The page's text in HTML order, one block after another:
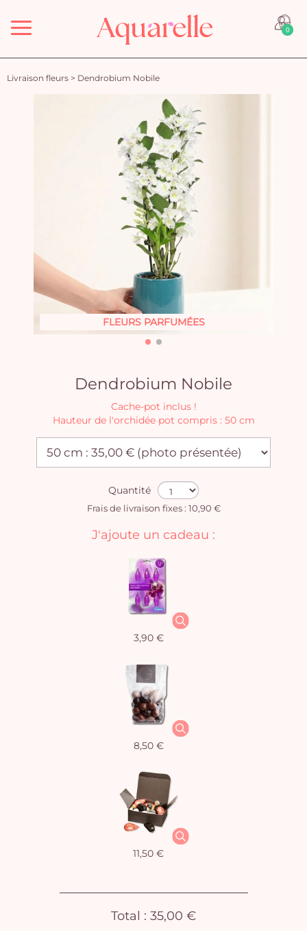
Menu 0
Livraison fleurs > Dendrobium Nobile
FLEURS PARFUMÉES
Dendrobium Nobile
Cache-pot inclus !
Hauteur de l'orchidée pot compris : 50 cm
Quantité
Frais de livraison fixes : 10,90 €
J'ajoute un cadeau :
3,90 €
8,50 €
11,50 €
Total : 35,00 €